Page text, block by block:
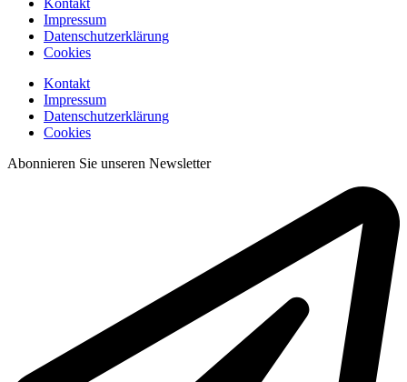
Impressum
Datenschutzerklärung
Cookies
Kontakt
Impressum
Datenschutzerklärung
Cookies
Abonnieren Sie unseren Newsletter